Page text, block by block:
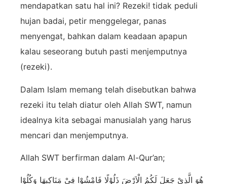
mendapatkan satu hal ini? Rezeki! tidak peduli
hujan badai, petir menggelegar, panas
menyengat, bahkan dalam keadaan apapun
kalau seseorang butuh pasti menjemputnya
(rezeki).
Dalam Islam memang telah disebutkan bahwa
rezeki itu telah diatur oleh Allah SWT, namun
idealnya kita sebagai manusialah yang harus
mencari dan menjemputnya.
Allah SWT berfirman dalam Al-Qur’an;
هُوَ الَّذِيْ جَعَلَ لَكُمُ الْاَرْضَ ذَلُوْلًا فَامْشُوْا فِيْ مَنَاكِبِهَا وَكُلُوْا